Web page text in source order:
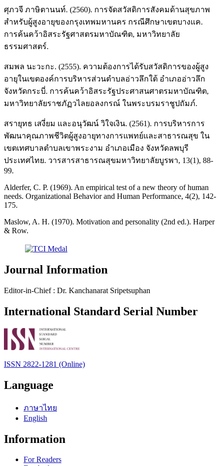
ศุภวจี ภาษิตานนท์. (2560). การจัดสวัสดิการสังคมด้านสุขภาพ
สำหรับผู้สูงอายุของกรุงเทพมหานคร กรณีศึกษาเขตบางแค.
การค้นคว้าอิสระรัฐศาสตรมหาบัณฑิต, มหาวิทยาลัย
ธรรมศาสตร์.
สมพล นะวะกะ. (2555). ความต้องการได้รับสวัสดิการของผู้สูง
อายุในเขตองค์การบริหารส่วนตำบลอ่าวลึกใต้ อำเภออ่าวลึก
จังหวัดกระบี่. การค้นคว้าอิสระรัฐประศาสนศาตรมหาบัณฑิต,
มหาวิทยาลัยราชภัฏวไลยอลงกรณ์ ในพระบรมราชูปถัมภ์.
สรายุทธ เสงี่ยม และอนุวัฒน์ วิใจเงิน. (2561). การบริหารการ
พัฒนาคุณภาพชีวิตผู้สูงอายุทางการแพทย์และสาธารณสุข ใน
เขตเทศบาลตำบลเขาพระงาม อำเภอเมือง จังหวัดลพบุรี
ประเทศไทย. วารสารสาธารณสุขมหาวิทยาลัยบูรพา, 13(1), 88-
99.
Alderfer, C. P. (1969). An empirical test of a new theory of human
needs. Organizational Behavior and Human Performance, 4(2), 142-
175.
Maslow, A. H. (1970). Motivation and personality (2nd ed.). Harper
& Row.
Journal Information
Editor-in-Chief : Dr. Kanchanarat Sripetsuphan
International Standard Serial Number
ISSN 2822-1281 (Online)
Language
ภาษาไทย
English
Information
For Readers